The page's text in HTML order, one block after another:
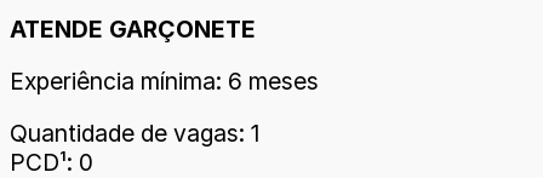
ATENDE GARÇONETE
Experiência mínima: 6 meses
Quantidade de vagas: 1
PCD¹: 0